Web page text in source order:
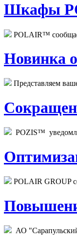
Шкафы
POLAIR™
Новинка
Представляем
POZIS™
POLAIR GROUP
АО